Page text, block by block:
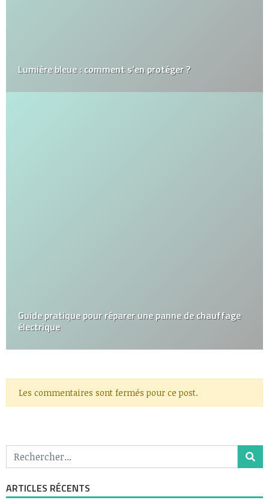
Lumière bleue : comment s’en protéger ?
Guide pratique pour réparer une panne de chauffage
électrique
Les commentaires sont fermés pour ce post.
ARTICLES RÉCENTS